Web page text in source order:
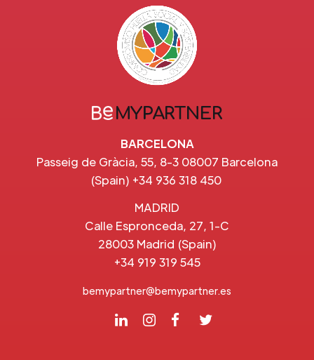
BARCELONA
Passeig de Gràcia, 55, 8-3 08007 Barcelona
(Spain) +34 936 318 450
MADRID
Calle Espronceda, 27, 1-C
28003 Madrid (Spain)
+34 919 319 545
bemypartner@bemypartner.es